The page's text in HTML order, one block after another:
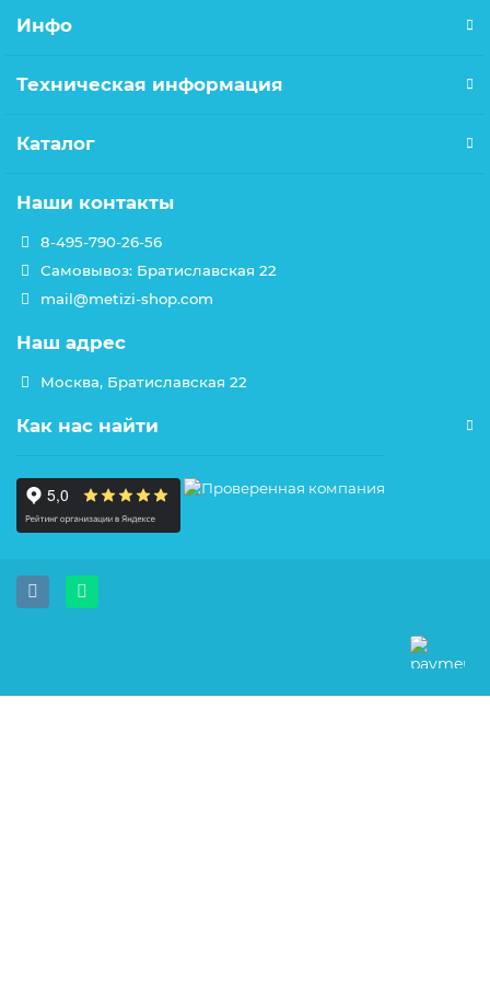
Инфо
Техническая информация
Каталог
Наши контакты
8-495-790-26-56
Самовывоз: Братиславская 22
mail@metizi-shop.com
Наш адрес
Москва, Братиславская 22
Как нас найти